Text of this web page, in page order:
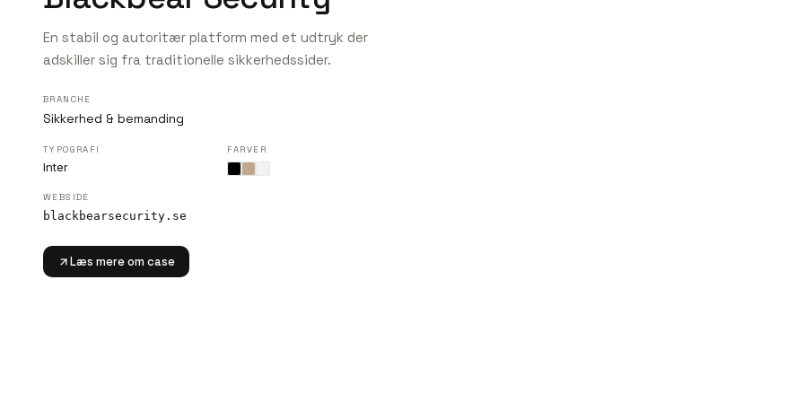
En stabil og autoritær platform med et udtryk der
adskiller sig fra traditionelle sikkerhedssider.
BRANCHE
Sikkerhed & bemanding
TYPOGRAFI
Inter
FARVER
WEBSIDE
blackbearsecurity.se
Læs mere om case